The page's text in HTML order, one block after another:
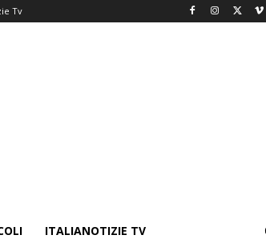
Tv
ITALIANOTIZIE TV